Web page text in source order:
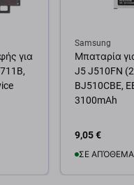
για
Samsung
Μπαταρία
J5 J510FN
BJ510CBE,
3100mAh
9,05 €
ΣΕ ΑΠΌΘΕΜΑ